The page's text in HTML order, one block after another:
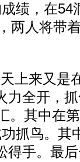
绩，在54
两人将带
来又是
力全开，
。其中在
抓鸟。其
得手。最